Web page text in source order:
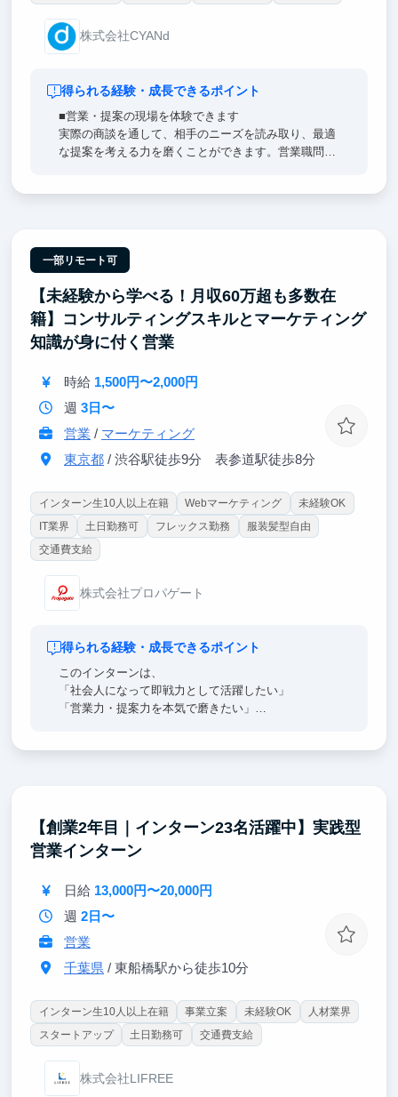
株式会社CYANd
得られる経験・成長できるポイント
■営業・提案の現場を体験できます
実際の商談を通して、相手のニーズを読み取り、最適
な提案を考える力を磨くことができます。営業職問わ
す。
時代に必要な対話力も自然と身につきます。
■AIとマーケティング知識を学べます
生成AIやWebマーケティングなど、今の時代に求めら
れる分野を実践を通して学ぶことができます。
一部リモート可
【未経験から学べる！月収60万超も多数在
籍】コンサルティングスキルとマーケティング
知識が身に付く営業
時給 1,500円〜2,000円
週 3日〜
営業 / マーケティング
東京都/ 渋谷駅徒歩9分 表参道駅徒歩8分
インターン生10人以上在籍 Webマーケティング
未経験OK
IT業界
土日勤務可 フレックス勤務
服装髪型自由
交通費支給
株式会社プロパゲート
得られる経験・成長できるポイント
このインターンは、
「社会人になって即戦力として活躍したい」
「営業力・提案力を本気で磨きたい」
【創業2年目｜インターン23名活躍中】実践型
営業インターン
日給 13,000円〜20,000円
週 2日〜
営業
千葉県/ 東船橋駅から徒歩10分
インターン生10人以上在籍 事業立案 未経験OK
人材業界
スタートアップ
土日勤務可 交通費支給
株式会社LIFREE